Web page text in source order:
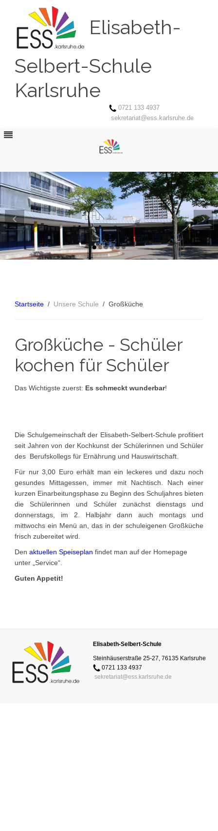
Elisabeth-
Selbert-Schule
Karlsruhe
0721 133 4937
sekretariat@ess.karlsruhe.de
›
‹
Startseite Unsere Schule Großküche
Großküche - Schüler
kochen für Schüler
Das Wichtigste zuerst: Es schmeckt wunderbar!
Die Schulgemeinschaft der Elisabeth-Selbert-Schule profitiert
seit Jahren von der Kochkunst der Schülerinnen und Schüler
des Berufskollegs für Ernährung und Hauswirtschaft.
Für nur 3,00 Euro erhält man ein leckeres und dazu noch
gesundes Mittagessen, immer mit Nachtisch. Nach einer
kurzen Einarbeitungsphase zu Beginn des Schuljahres bieten
die Schülerinnen und Schüler zunächst dienstags und
donnerstags, im 2. Halbjahr dann auch montags und
mittwochs ein Menü an, das in der schuleigenen Großküche
frisch zubereitet wird.
Den aktuellen Speiseplan findet man auf der Homepage
unter „Service“.
Guten Appetit!
Elisabeth-Selbert-Schule
Steinhäuserstraße 25-27, 76135 Karlsruhe
0721 133 4937
sekretariat@ess.karlsruhe.de